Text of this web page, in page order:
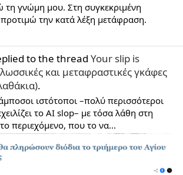
τη γνώμη μου. Στη συγκεκριμένη
την κατά λέξη μετάφραση.
to the thread Your slip is
και μεταφραστικές γκάφες
.
ιστότοποι –πολύ περισσότεροι
το AI slop– με τόσα λάθη στη
περιεχόμενο, που το να...